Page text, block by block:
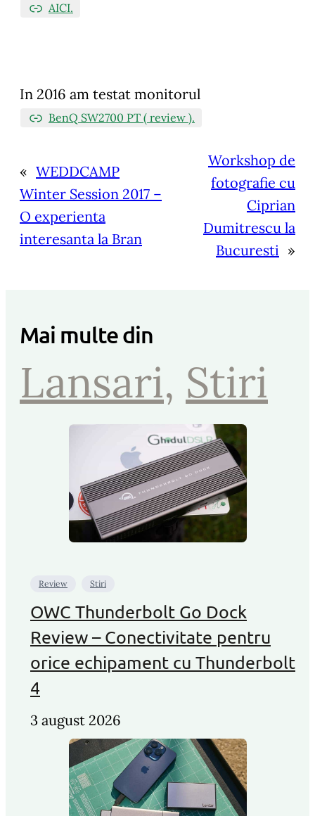
AICI.
In 2016 am testat monitorul
BenQ SW2700 PT ( review ).
« WEDDCAMP
Winter Session 2017 –
O experienta
interesanta la Bran
Workshop de
fotografie cu
Ciprian
Dumitrescu la
Bucuresti »
Mai multe din
Lansari, Stiri
Review Stiri
OWC Thunderbolt Go Dock
Review – Conectivitate pentru
orice echipament cu Thunderbolt
4
3 august 2026